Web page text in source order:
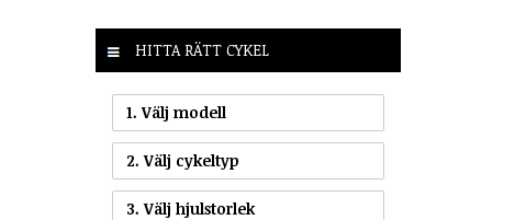
HITTA RÄTT CYKEL
1. Välj modell
2. Välj cykeltyp
3. Välj hjulstorlek